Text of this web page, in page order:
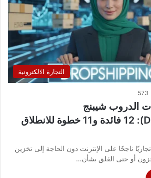
التجارة الالكترونية
573
الدروب شيبنج
(Dropshipping): 12 فائدة و11 خطوة للانطلاق
ناجحًا على الإنترنت دون الحاجة إلى تخزين
أو حتى القلق بشأن…